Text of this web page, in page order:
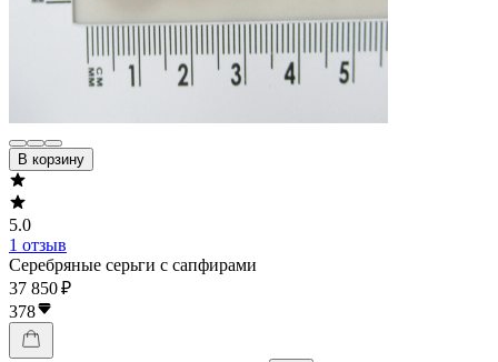
В корзину
5.0
1 отзыв
Серебряные серьги с сапфирами
37 850 ₽
378